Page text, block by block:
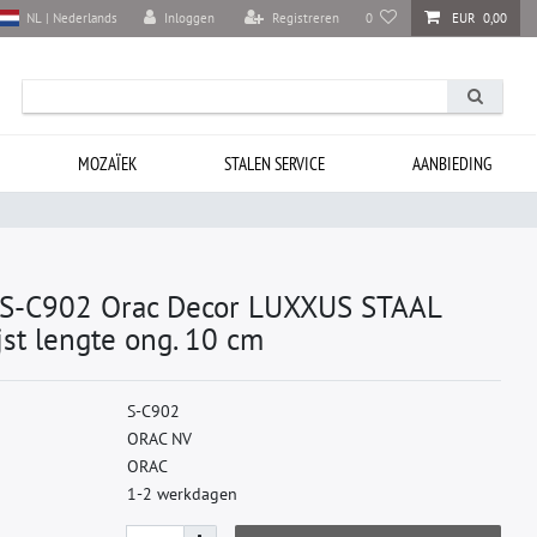
Inloggen Registreren 0 EUR 0,00
NL | Nederlands
MOZAÏEK STALEN SERVICE AANBIEDING
C902 Orac Decor LUXXUS STAAL
lengte ong. 10 cm
S-C902
ORAC NV
ORAC
1-2 werkdagen